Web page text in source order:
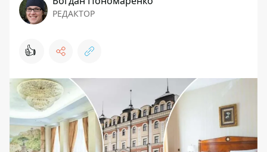
РЕДАКТОР
👍